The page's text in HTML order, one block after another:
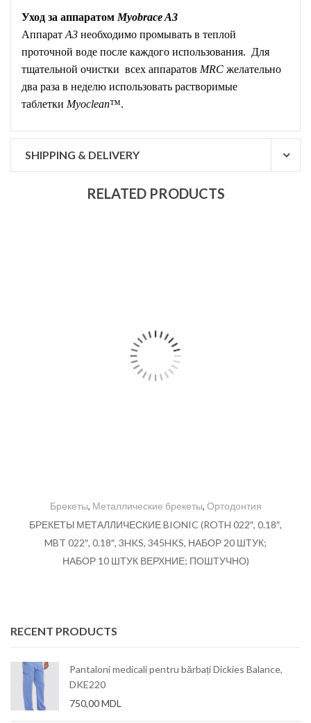
Уход за аппаратом Myobrace A3
Аппарат A3 необходимо промывать в теплой
проточной воде после каждого использования. Для
тщательной очистки всех аппаратов MRC желательно
два раза в неделю использовать растворимые
таблетки Myoclean™.
SHIPPING & DELIVERY
RELATED PRODUCTS
Брекеты, Металлические брекеты, Ортодонтия
БРЕКЕТЫ МЕТАЛЛИЧЕСКИЕ BIONIC (ROTH 022″, 0.18″,
MBT 022″, 0.18″, 3HKS, 345HKS, НАБОР 20 ШТУК;
НАБОР 10 ШТУК ВЕРХНИЕ; ПОШТУЧНО)
RECENT PRODUCTS
Pantaloni medicali pentru bărbați Dickies Balance,
DKE220
750,00MDL